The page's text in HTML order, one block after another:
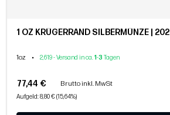
1 OZ KRÜGERRAND SILBERMÜNZE |
1oz • 2,619 - Versand in ca.1-3 Tagen
77,44 € Brutto inkl. MwSt
Aufgeld: 8,80 € (15,64%)